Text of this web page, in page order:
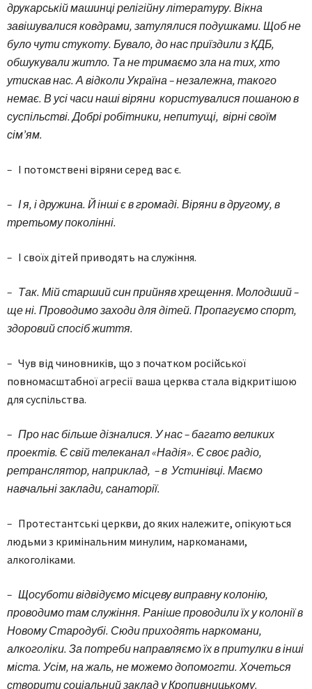
друкарській машинці релігійну літературу. Вікна
завішувалися ковдрами, затулялися подушками. Щоб не
було чути стукоту. Бувало, до нас приїздили з КДБ,
обшукували житло. Та не тримаємо зла на тих, хто
утискав нас. А відколи Україна – незалежна, такого
немає. В усі часи наші віряни користувалися пошаною в
суспільстві. Добрі робітники, непитущі, вірні своїм
сім’ям.
– І потомствені віряни серед вас є.
– І я, і дружина. Й інші є в громаді. Віряни в другому, в
третьому поколінні.
– І своїх дітей приводять на служіння.
– Так. Мій старший син прийняв хрещення. Молодший –
ще ні. Проводимо заходи для дітей. Пропагуємо спорт,
здоровий спосіб життя.
– Чув від чиновників, що з початком російської
повномасштабної агресії ваша церква стала відкритішою
для суспільства.
– Про нас більше дізналися. У нас – багато великих
проектів. Є свій телеканал «Надія». Є своє радіо,
ретранслятор, наприклад, – в Устинівці. Маємо
навчальні заклади, санаторії.
– Протестантські церкви, до яких належите, опікуються
людьми з кримінальним минулим, наркоманами,
алкоголіками.
– Щосуботи відвідуємо місцеву виправну колонію,
проводимо там служіння. Раніше проводили їх у колонії в
Новому Стародубі. Сюди приходять наркомани,
алкоголіки. За потреби направляємо їх в притулки в інші
міста. Усім, на жаль, не можемо допомогти. Хочеться
створити соціальний заклад у Кропивницькому.